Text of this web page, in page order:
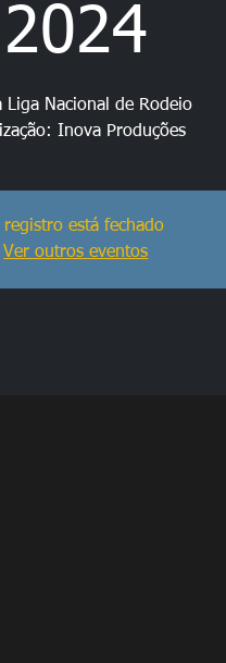
2024
Liga Nacional de Rodeio
Inova Produções
registro está fechado
Ver outros eventos